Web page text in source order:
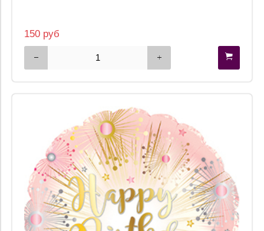
150 руб